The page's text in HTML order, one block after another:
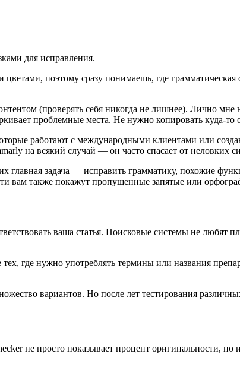
для исправления.
поэтому сразу понимаешь, где грамматическая
(проверять себя никогда не лишнее). Лично мне
проблемные места. Не нужно копировать куда-то
работают с международными клиентами или
на всякий случай — он часто спасает от неловких
задача — исправить грамматику, похожие
вам также покажут пропущенные запятые или
ваша статья. Поисковые системы не любят
где нужно употреблять термины или названия
вариантов. Но после лет тестирования
не просто показывает процент оригинальности,